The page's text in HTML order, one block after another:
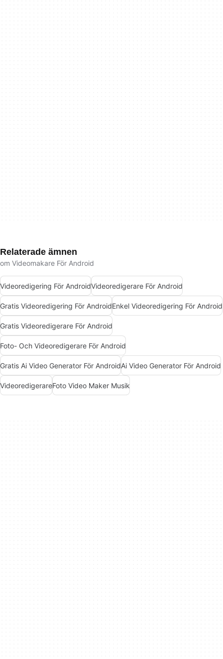
Relaterade ämnen
om Videomakare För Android
Videoredigering För AndroidVideoredigerare För Android
Gratis Videoredigering För AndroidEnkel Videoredigering För Android
Gratis Videoredigerare För Android
Foto- Och Videoredigerare För Android
Gratis Ai Video Generator För AndroidAi Video Generator För Android
VideoredigerareFoto Video Maker Musik